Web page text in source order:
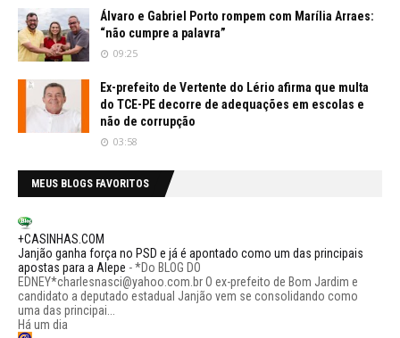
Álvaro e Gabriel Porto rompem com Marília Arraes:
“não cumpre a palavra”
09:25
Ex-prefeito de Vertente do Lério afirma que multa
do TCE-PE decorre de adequações em escolas e
não de corrupção
03:58
MEUS BLOGS FAVORITOS
+CASINHAS.COM
Janjão ganha força no PSD e já é apontado como um das principais
apostas para a Alepe -*Do BLOG DO
EDNEY*charlesnasci@yahoo.com.br O ex-prefeito de Bom Jardim e
candidato a deputado estadual Janjão vem se consolidando como
uma das principai...
Há um dia